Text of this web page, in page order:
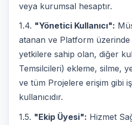
veya kurumsal hesaptır.
1.4. "Yönetici Kullanıcı":
atanan ve Platform
yetkilere sahip olan, diğer
Temsilcileri) ekleme, silme,
ve tüm Projelere erişim gibi
kullanıcıdır.
1.5. "Ekip Üyesi": Hizmet